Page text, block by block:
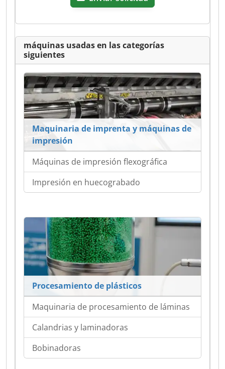
máquinas usadas en las categorías
siguientes
Maquinaria de imprenta y máquinas de
impresión
Máquinas de impresión flexográfica
Impresión en huecograbado
Procesamiento de plásticos
Maquinaria de procesamiento de láminas
Calandrias y laminadoras
Bobinadoras